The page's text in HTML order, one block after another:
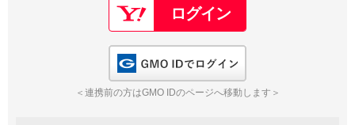
＜連携前の方はGMO IDのページへ移動します＞